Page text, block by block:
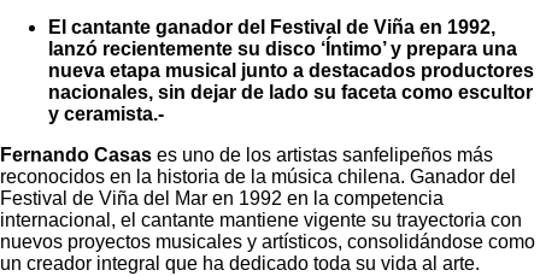
El cantante ganador del Festival de Viña en 1992,
lanzó recientemente su disco ‘Íntimo’ y prepara una
nueva etapa musical junto a destacados productores
nacionales, sin dejar de lado su faceta como escultor
y ceramista.-
Fernando Casas es uno de los artistas sanfelipeños más
reconocidos en la historia de la música chilena. Ganador del
Festival de Viña del Mar en 1992 en la competencia
internacional, el cantante mantiene vigente su trayectoria con
nuevos proyectos musicales y artísticos, consolidándose como
un creador integral que ha dedicado toda su vida al arte.